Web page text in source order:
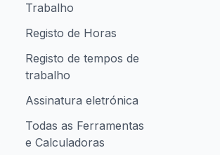
Trabalho
Registo de Horas
Registo de tempos de
trabalho
Assinatura eletrónica
Todas as Ferramentas
e Calculadoras